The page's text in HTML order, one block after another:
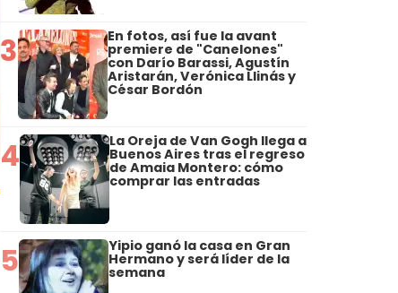
3 En fotos, así fue la avant
premiere de "Canelones"
con Darío Barassi, Agustín
Aristarán, Verónica Llinás y
César Bordón
4 La Oreja de Van Gogh llega a
Buenos Aires tras el regreso
de Amaia Montero: cómo
comprar las entradas
5 Yipio ganó la casa en Gran
Hermano y será líder de la
semana